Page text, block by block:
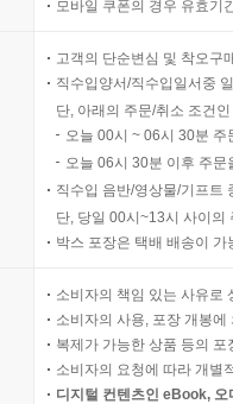
모바일 쿠폰의 경우 유효기
고객의 단순변심 및 착오구
직수입양서/직수입일서중
단, 아래의 주문/취소 조건
오늘 00시 ~ 06시 30분
오늘 06시 30분 이후 주
직수입 음반/영상물/기프트
단, 당일 00시~13시 사이의
박스 포장은 택배 배송이
소비자의 책임 있는 사유로
소비자의 사용, 포장 개봉
복제가 가능한 상품 등의
소비자의 요청에 따라 개별
디지털 컨텐츠인 eBook,